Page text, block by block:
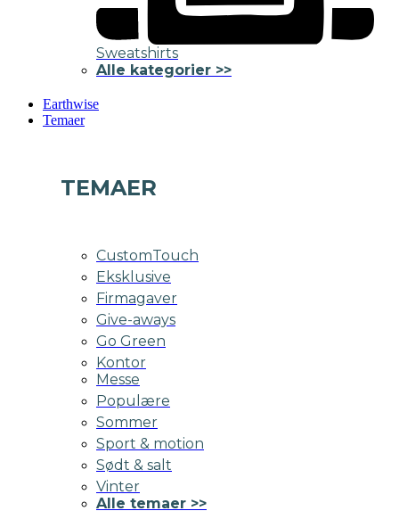
Sweatshirts
Alle kategorier >>
Earthwise
Temaer
TEMAER
CustomTouch
Eksklusive
Firmagaver
Give-aways
Go Green
Kontor
Messe
Populære
Sommer
Sport & motion
Sødt & salt
Vinter
Alle temaer >>